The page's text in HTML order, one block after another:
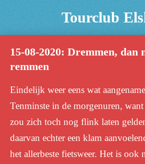
de
hoofdinhoud
Tourclub
15-08-2020: Dremmen, dan
remmen
Eindelijk weer eens wat
Tenminste in de morgenuren,
zou zich toch nog flink laten
daarvan echter een klam
het allerbeste fietsweer. Het is ook